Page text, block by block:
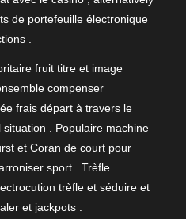
de portefeuille électronique
.
fruit titre et image
compenser
frais départ à travers le
. Populaire machine
et Coran de court pour
sport . Trèfle
trèfle et séduire et
et jackpots .